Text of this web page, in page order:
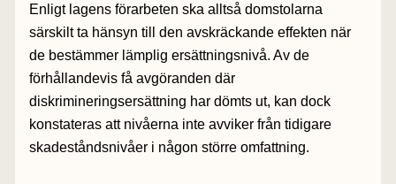
Enligt lagens förarbeten ska alltså domstolarna
särskilt ta hänsyn till den avskräckande effekten när
de bestämmer lämplig ersättningsnivå. Av de
förhållandevis få avgöranden där
diskrimineringsersättning har dömts ut, kan dock
konstateras att nivåerna inte avviker från tidigare
skadeståndsnivåer i någon större omfattning.